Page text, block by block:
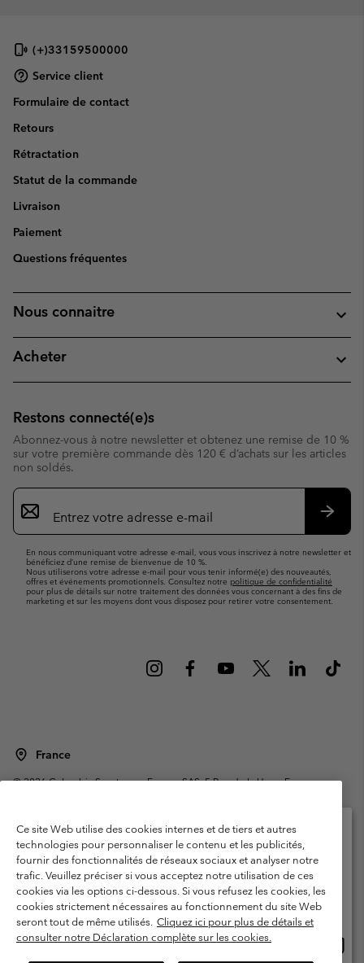
(+)33159500000
Service client
Formulaire de contact
Retours
Rétractation
Statut de la commande
Livraison
Paiement
Questions fréquentes
Nous connaitre
Acheter
Restons connecté(e)s
Abonnez-vous à notre newsletter et obtenez une remise de 10 %
sur votre première commande dès 120 € d’achats sur les articles
non soldés.
Inscription
par
e-
En nous communiquant votre adresse e-mail, vous vous inscrivez à notre newsletter et
bénéficiez d’une remise de bienvenue de 10 %.
Nous utiliserons votre adresse e-mail pour vous tenir informé(e) des nouveautés,
offres et événements promotionnels. Consultez notre politique de confidentialité
pour plus de détails sur notre traitement des données vous concernant à des fins de
marketing et sur les moyens dont vous disposez pour retirer votre consentement.
France
©2026Columbia Sportswear Europe SAS. 5 Rue de la Haye, Espace
Garanties Légales
Politique de confidentialité
Conditions d'utilisation - Membres
Conditions D'utilisation - Contenu généré par l'utilisateur
Impressum
Cookies
Public CBCR
Service client: Lun - Sam de 9h à 13h et de 14h à 18h
Ce site Web utilise des cookies internes et de tiers et autres
technologies pour personnaliser le contenu et les publicités,
fournir des fonctionnalités de réseaux sociaux et analyser notre
trafic. Veuillez préciser si vous acceptez notre utilisation de ces
cookies via les options ci-dessous. Si vous refusez les cookies, les
cookies strictement nécessaires au fonctionnement du site Web
seront tout de même utilisés. Cliquez ici pour plus de détails et
consulter notre Déclaration complète sur les cookies.
Veuillez sélectionner votre pays d’expédition et
votre langue
Achats en ligne disponibles
United States